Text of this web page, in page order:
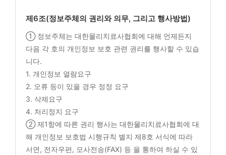
제6조(정보주체의 권리와 의무, 그리고 행사방법)
① 정보주체는 대한물리치료사협회에 대해 언제든지
다음 각 호의 개인정보 보호 관련 권리를 행사할 수 있습
니다.
1. 개인정보 열람요구
2. 오류 등이 있을 경우 정정 요구
3. 삭제요구
4. 처리정지 요구
② 제1항에 따른 권리 행사는 대한물리치료사협회에 대
해 개인정보 보호법 시행규칙 별지 제8호 서식에 따라
서면, 전자우편, 모사전송(FAX) 등 을 통하여 하실 수 있